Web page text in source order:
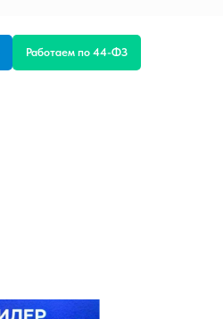
Работаем по 44-ФЗ